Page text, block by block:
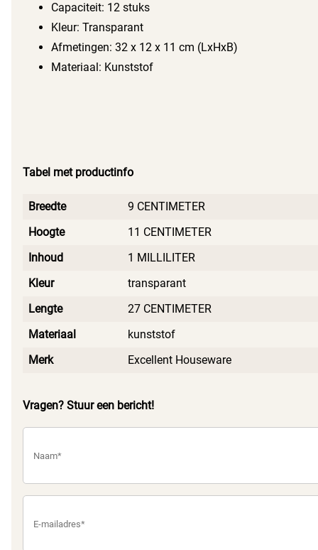
Capaciteit: 12 stuks
Kleur: Transparant
Afmetingen: 32 x 12 x 11 cm (LxHxB)
Materiaal: Kunststof
Tabel met productinfo
Breedte
9 CENTIMETER
Hoogte
11 CENTIMETER
Inhoud
1 MILLILITER
Kleur
transparant
Lengte
27 CENTIMETER
Materiaal
kunststof
Merk
Excellent Houseware
Vragen? Stuur een bericht!